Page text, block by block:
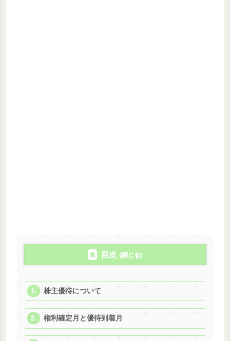
目次
株主優待について
権利確定月と優待到着月